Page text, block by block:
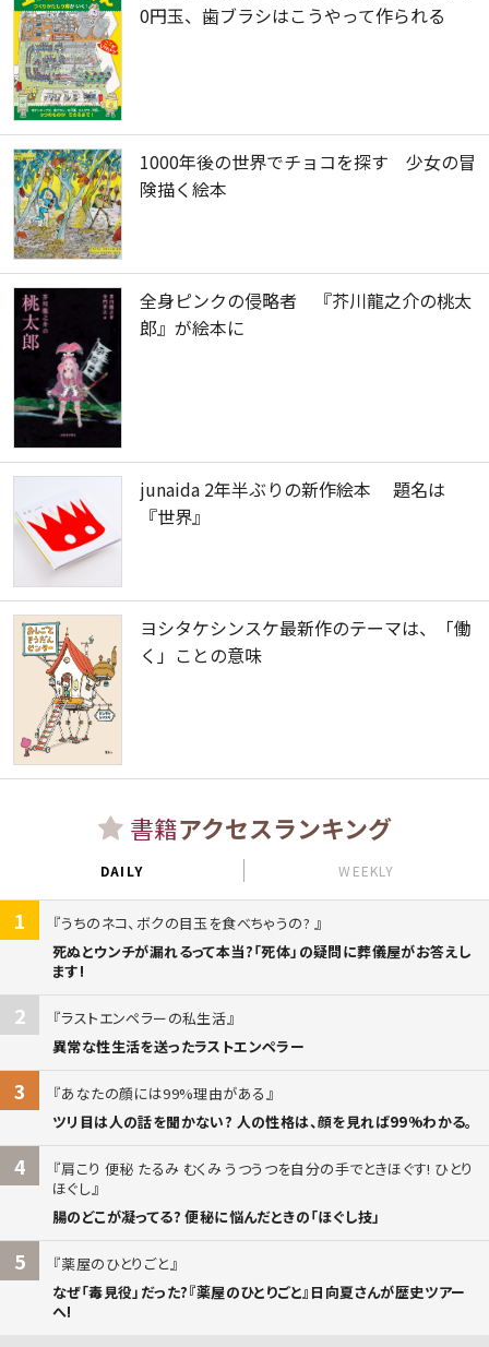
0円玉、歯ブラシはこうやって作られる
1000年後の世界でチョコを探す 少女の冒
険描く絵本
全身ピンクの侵略者 『芥川龍之介の桃太
郎』が絵本に
junaida 2年半ぶりの新作絵本 題名は
『世界』
ヨシタケシンスケ最新作のテーマは、「働
く」ことの意味
書籍アクセスランキング
DAILY WEEKLY
1
うちのネコ、ボクの目玉を食べちゃうの?
死ぬとウンチが漏れるって本当?「死体」の疑問に葬儀屋がお答えし
ます!
2
ラストエンペラーの私生活
異常な性生活を送ったラストエンペラー
3
あなたの顔には99%理由がある
ツリ目は人の話を聞かない? 人の性格は、顔を見れば99%わかる。
4
肩こり 便秘 たるみ むくみ うつうつを自分の手でときほぐす! ひとり
ほぐし
腸のどこが凝ってる? 便秘に悩んだときの「ほぐし技」
5
薬屋のひとりごと
なぜ「毒見役」だった?『薬屋のひとりごと』日向夏さんが歴史ツアー
へ!